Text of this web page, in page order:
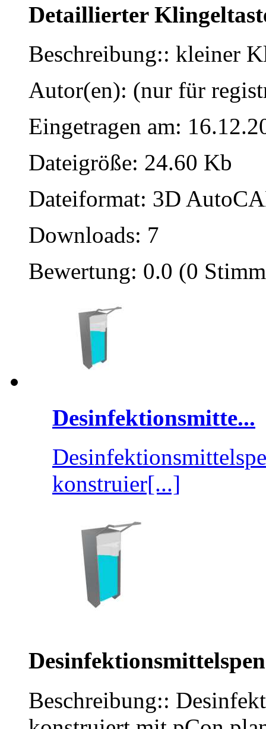
Detaillierter
Beschreibung:: kleiner
Autor(en): (nur für
Eingetragen am:
Dateigröße: 24.60 Kb
Dateiformat: 3D
Downloads: 7
Bewertung: 0.0 (0
Desinfektionsmitte...
konstruier[...]
Beschreibung::